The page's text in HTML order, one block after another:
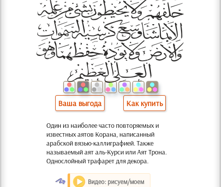
Ваша выгода Как купить
Один из наиболее часто повторяемых и
известных аятов Корана, написанный
арабской вязью-каллиграфией. Также
называемый аят аль-Курси или Аят Трона.
Однослойный трафарет для декора.
O Видео: рисуем/моем